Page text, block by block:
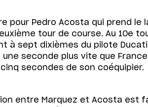
pour Pedro Acosta qui prend le
tour de course. Au 10e
à sept dixièmes du pilote
une seconde plus vite que
secondes de son coéquipier.
entre Marquez et Acosta est